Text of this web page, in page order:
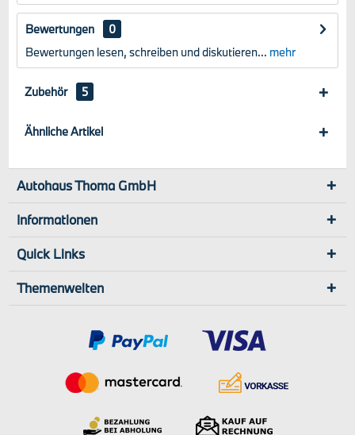
Bewertungen
0
Bewertungen lesen, schreiben und diskutieren... mehr
Zubehör 5
Ähnliche Artikel
Autohaus Thoma GmbH
Informationen
Quick Links
Themenwelten